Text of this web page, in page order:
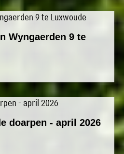
Wyngaerden 9 te
doarpen - april 2026